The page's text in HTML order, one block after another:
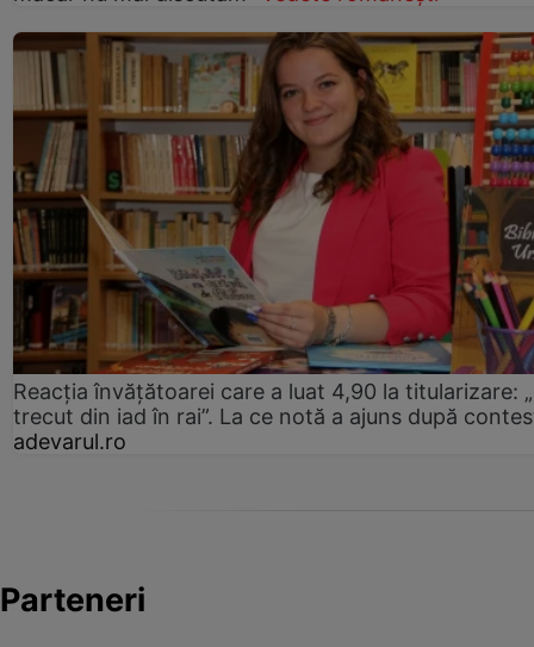
Reacția învățătoarei care a luat 4,90 la titularizare:
trecut din iad în rai”. La ce notă a ajuns după
adevarul.ro
Parteneri